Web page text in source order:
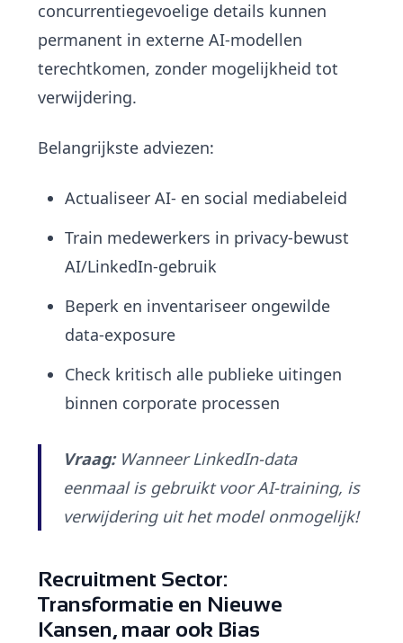
concurrentiegevoelige details kunnen
permanent in externe AI-modellen
terechtkomen, zonder mogelijkheid tot
verwijdering.
Belangrijkste adviezen:
Actualiseer AI- en social mediabeleid
Train medewerkers in privacy-bewust
AI/LinkedIn-gebruik
Beperk en inventariseer ongewilde
data-exposure
Check kritisch alle publieke uitingen
binnen corporate processen
Vraag:Wanneer LinkedIn-data
eenmaal is gebruikt voor AI-training, is
verwijdering uit het model onmogelijk!
Recruitment Sector:
Transformatie en Nieuwe
Kansen, maar ook Bias